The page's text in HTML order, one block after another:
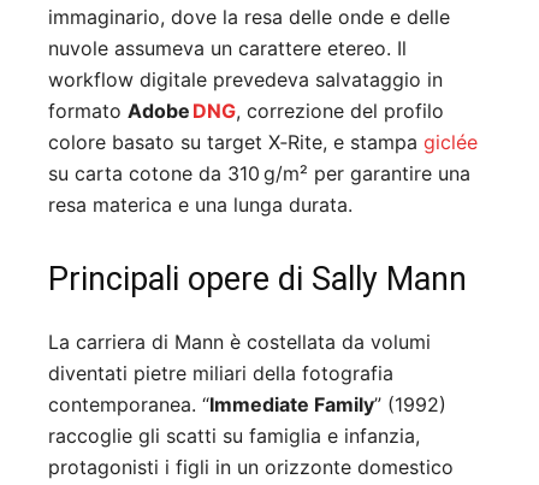
immaginario, dove la resa delle onde e delle
nuvole assumeva un carattere etereo. Il
workflow digitale prevedeva salvataggio in
formato Adobe DNG, correzione del profilo
colore basato su target X‑Rite, e stampa giclée
su carta cotone da 310 g/m² per garantire una
resa materica e una lunga durata.
Principali opere di Sally Mann
La carriera di Mann è costellata da volumi
diventati pietre miliari della fotografia
contemporanea. “Immediate Family” (1992)
raccoglie gli scatti su famiglia e infanzia,
protagonisti i figli in un orizzonte domestico